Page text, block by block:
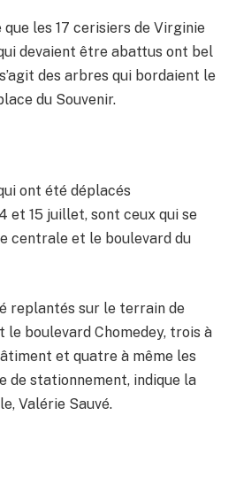
les 17 cerisiers de Virginie
devaient être abattus ont bel
des arbres qui bordaient le
du Souvenir.
ont été déplacés
et 15 juillet, sont ceux qui se
centrale et le boulevard du
replantés sur le terrain de
le boulevard Chomedey, trois à
et quatre à même les
de stationnement, indique la
Valérie Sauvé.